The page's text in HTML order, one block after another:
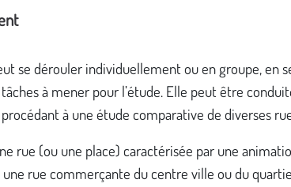
se dérouler individuellement ou en groupe, en
à mener pour l’étude. Elle peut être
à une étude comparative de diverses
rue (ou une place) caractérisée par une
rue commerçante du centre ville ou du